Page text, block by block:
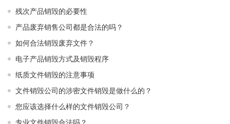
残次产品销毁的必要性
产品废弃销售公司都是合法的吗？
如何合法销毁废弃文件？
电子产品销毁方式及销毁程序
纸质文件销毁的注意事项
文件销毁公司的涉密文件销毁是做什么的？
您应该选择什么样的文件销毁公司？
专业文件销毁合法吗？